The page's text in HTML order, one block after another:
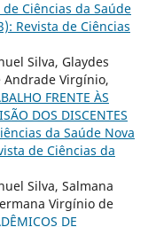
de Ciências da Saúde
Revista de Ciências
Silva, Glaydes
Andrade Virgínio,
FRENTE ÀS
DOS DISCENTES
da Saúde Nova
de Ciências da
Silva, Salmana
Virgínio de
DE